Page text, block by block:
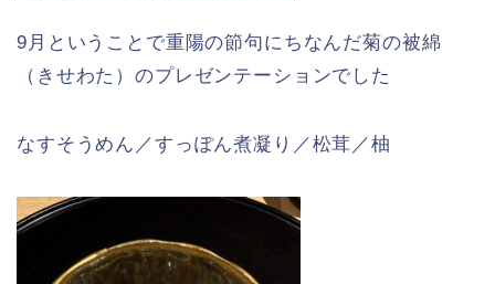
9月ということで重陽の節句にちなんだ菊の被綿
（きせわた）のプレゼンテーションでした
なすそうめん／すっぽん煮凝り／松茸／柚